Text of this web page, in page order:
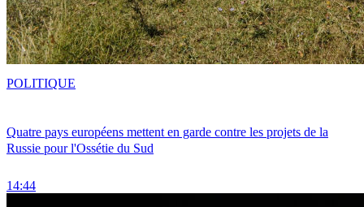
Quatre pays européens mettent en garde contre les projets de la
Russie pour l'Ossétie du Sud
14:44
POLITIQUE